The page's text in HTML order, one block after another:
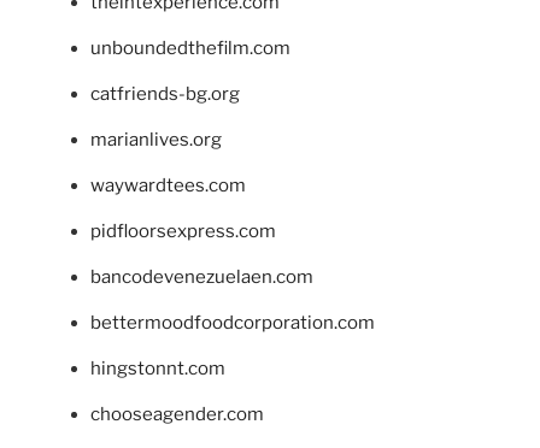
unboundedthefilm.com
catfriends-bg.org
marianlives.org
waywardtees.com
pidfloorsexpress.com
bancodevenezuelaen.com
bettermoodfoodcorporation.com
hingstonnt.com
chooseagender.com